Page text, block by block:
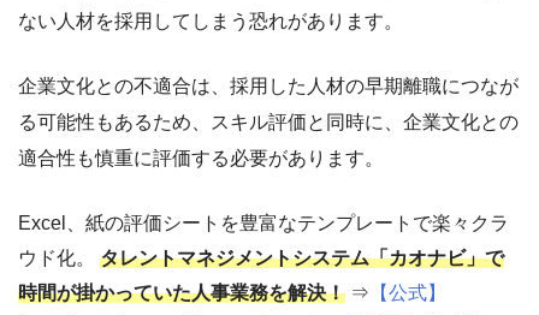
ない人材を採用してしまう恐れがあります。
企業文化との不適合は、採用した人材の早期離職につなが
る可能性もあるため、スキル評価と同時に、企業文化との
適合性も慎重に評価する必要があります。
Excel、紙の評価シートを豊富なテンプレートで楽々クラ
ウド化。 タレントマネジメントシステム「カオナビ」で
時間が掛かっていた人事業務を解決！ ⇒ 【公式】